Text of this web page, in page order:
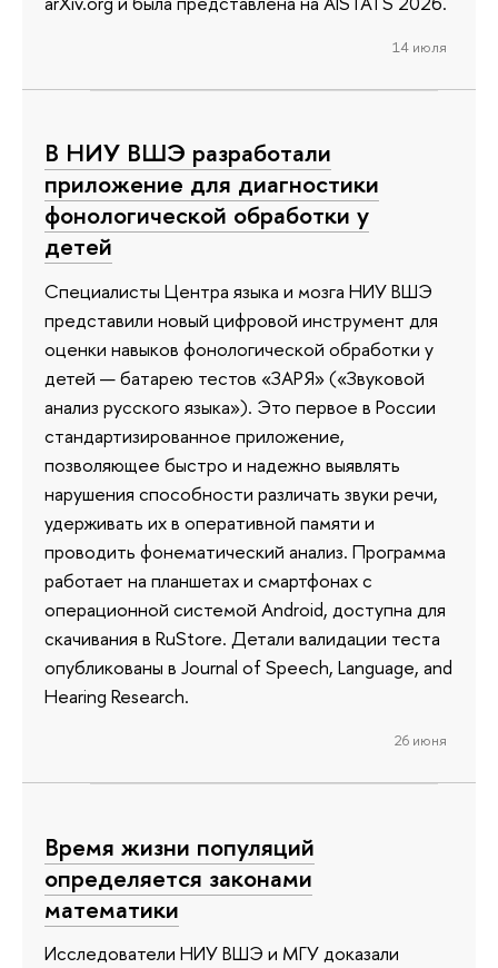
14 июля
В НИУ ВШЭ разработали
приложение для диагностики
фонологической обработки у
детей
Специалисты Центра языка и мозга НИУ ВШЭ
представили новый цифровой инструмент для
оценки навыков фонологической обработки у
детей — батарею тестов «ЗАРЯ» («Звуковой
анализ русского языка»). Это первое в России
стандартизированное приложение,
позволяющее быстро и надежно выявлять
нарушения способности различать звуки речи,
удерживать их в оперативной памяти и
проводить фонематический анализ. Программа
работает на планшетах и смартфонах с
операционной системой Android, доступна для
скачивания в RuStore. Детали валидации теста
опубликованы в Journal of Speech, Language, and
Hearing Research.
26 июня
Время жизни популяций
определяется законами
математики
Исследователи НИУ ВШЭ и МГУ доказали